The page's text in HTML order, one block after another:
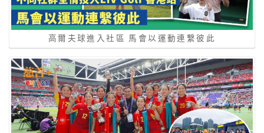
高爾夫球進入社區 馬會以運動連繫彼此